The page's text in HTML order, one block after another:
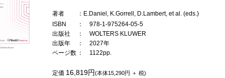
著者
：E.Daniel, K.Gorrell, D.Lambert, et al. (eds.)
ISBN
： 978-1-975264-05-5
出版社
： WOLTERS KLUWER
出版年
： 2027年
ページ数 ： 1122pp.
定価 16,819円(本体15,290円 ＋ 税)